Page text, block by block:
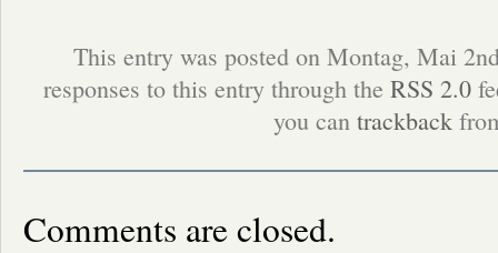
This entry was posted on Montag, Mai
responses to this entry through the RSS 2.0
you can trackback
Comments are closed.